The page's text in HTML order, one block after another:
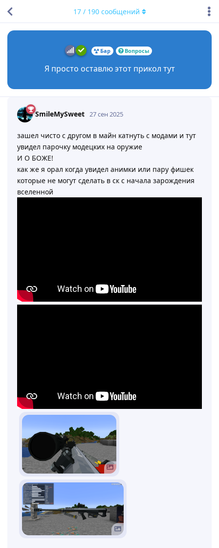
Бар Вопросы
Я просто оставлю этот прикол тут
17/ 190сообщений
SmileMySweet 27 сен 2025
зашел чисто с другом в майн катнуть с модами и тут
увидел парочку модецких на оружие
И О БОЖЕ!
как же я орал когда увидел анимки или пару фишек
которые не могут сделать в ск с начала зарождения
вселенной